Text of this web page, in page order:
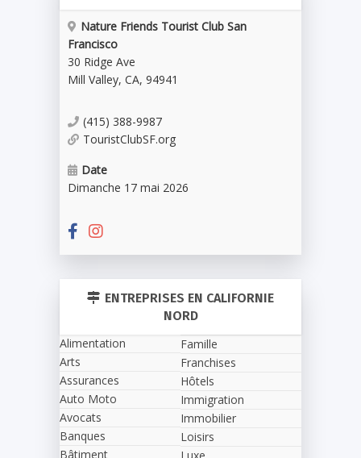
Nature Friends Tourist Club San
Francisco
30 Ridge Ave
Mill Valley, CA, 94941
(415) 388-9987
TouristClubSF.org
Date
Dimanche 17 mai 2026
ENTREPRISES EN CALIFORNIE
NORD
Alimentation
Arts
Assurances
Auto Moto
Avocats
Banques
Bâtiment
Famille
Franchises
Hôtels
Immigration
Immobilier
Loisirs